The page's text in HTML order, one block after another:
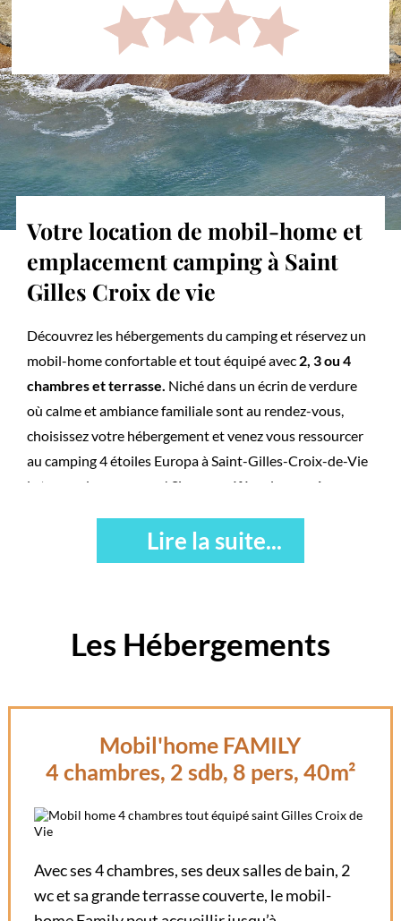
Votre location de mobil-home et
emplacement camping à Saint
Gilles Croix de vie
Découvrez les hébergements du camping et réservez un
mobil-home confortable et tout équipé avec 2, 3 ou 4
chambres et terrasse. Niché dans un écrin de verdure
où calme et ambiance familiale sont au rendez-vous,
choisissez votre hébergement et venez vous ressourcer
au camping 4 étoiles Europa à Saint-Gilles-Croix-de-Vie
le temps des vacances ! Si vous préférez le
camping
installerez votre caravane ou camping-car sur un
emplacement spacieux au plus près de la nature !
Votre camping avec parc
chauffée
Lire la suite...
Les Hébergements
Mobil'home FAMILY
4 chambres, 2 sdb, 8 pers, 40m²
Avec ses 4 chambres, ses deux salles de bain, 2
wc et sa grande terrasse couverte, le mobil-